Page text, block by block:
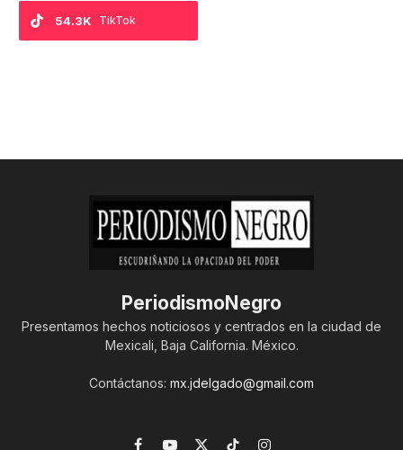
TikTok
54.3K
PeriodismoNegro
Presentamos hechos noticiosos y centrados en la ciudad de
Mexicali, Baja California. México.
Contáctanos: mx.jdelgado@gmail.com